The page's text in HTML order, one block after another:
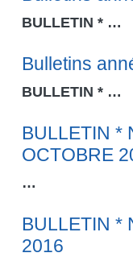
BULLETIN * …
Bulletins
BULLETIN * …
BULLETIN *
OCTOBRE
…
BULLETIN *
2016